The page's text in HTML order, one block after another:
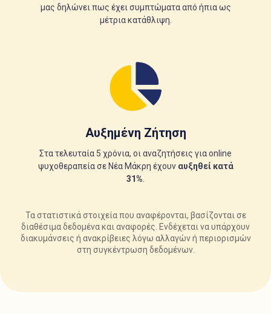
μας δηλώνει πως έχει συμπτώματα από ήπια ως
μέτρια κατάθλιψη.
Αυξημένη Ζήτηση
Στα τελευταία 5 χρόνια, οι αναζητήσεις για online
ψυχοθεραπεία σε Νέα Μάκρη έχουν αυξηθεί κατά
31%
Τα στατιστικά στοιχεία που αναφέρονται, βασίζονται σε
διαθέσιμα δεδομένα και αναφορές. Ενδέχεται να υπάρχουν
διακυμάνσεις ή ανακρίβειες λόγω αλλαγών ή περιορισμών
στη συγκέντρωση δεδομένων.